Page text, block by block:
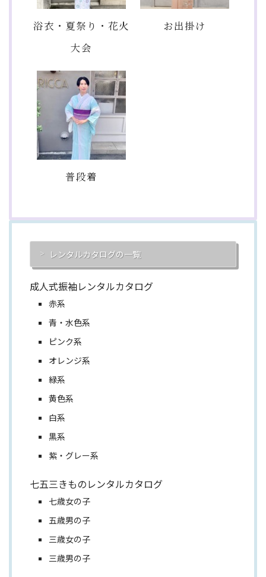
浴衣・夏祭り・花火
大会
お出掛け
普段着
レンタルカタログの一覧
成人式振袖レンタルカタログ
赤系
青・水色系
ピンク系
オレンジ系
緑系
黄色系
白系
黒系
紫・グレー系
七五三きものレンタルカタログ
七歳女の子
五歳男の子
三歳女の子
三歳男の子